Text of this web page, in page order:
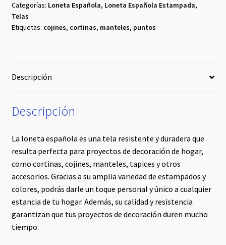
cantidad
Categorías: Loneta Española, Loneta Española Estampada,
Telas
Etiquetas: cojines, cortinas, manteles, puntos
Descripción
Descripción
La loneta española es una tela resistente y duradera que
resulta perfecta para proyectos de decoración de hogar,
como cortinas, cojines, manteles, tapices y otros
accesorios. Gracias a su amplia variedad de estampados y
colores, podrás darle un toque personal y único a cualquier
estancia de tu hogar. Además, su calidad y resistencia
garantizan que tus proyectos de decoración duren mucho
tiempo.